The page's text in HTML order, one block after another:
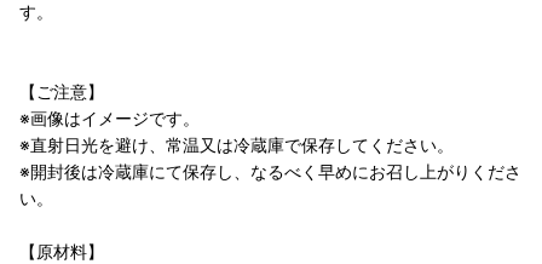
す。
【ご注意】
※画像はイメージです。
※直射日光を避け、常温又は冷蔵庫で保存してください。
※開封後は冷蔵庫にて保存し、なるべく早めにお召し上がりくださ
い。
【原材料】